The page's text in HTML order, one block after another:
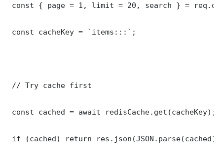
const { page = 1, limit = 20, search } =
const cacheKey = `items:::`;
// Try cache first
const cached = await redisCache.get(cacheKey);
if (cached) return